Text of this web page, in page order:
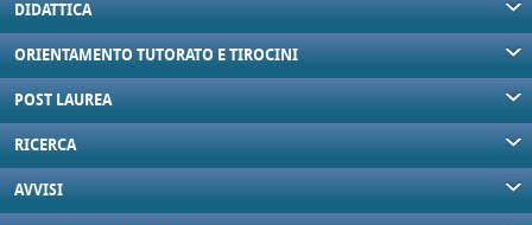
DIDATTICA
ORIENTAMENTO TUTORATO E TIROCINI
POST LAUREA
RICERCA
AVVISI